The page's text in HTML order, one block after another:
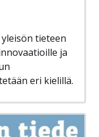
tieteen
ja
eri kielillä.